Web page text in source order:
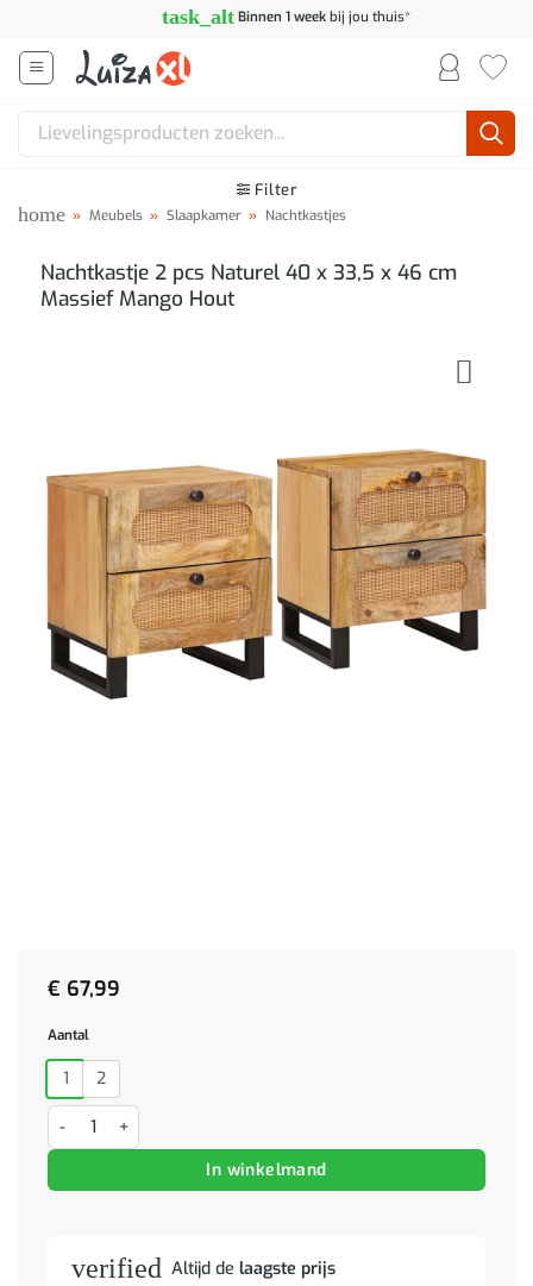
inhoud
task_alt Binnen 1 weekbij jou thuis*
Zoeken
Filter
home » Meubels » Slaapkamer » Nachtkastjes
Nachtkastje 2 pcs Naturel 40 x 33,5 x 46 cm
Massief Mango Hout
€ 67,99
Aantal
1 2
Nachtkastje 2 pcs Naturel 40 x 33,5 x 46 cm Massief Mango Hout
In winkelmand
verified Altijd de laagste prijs